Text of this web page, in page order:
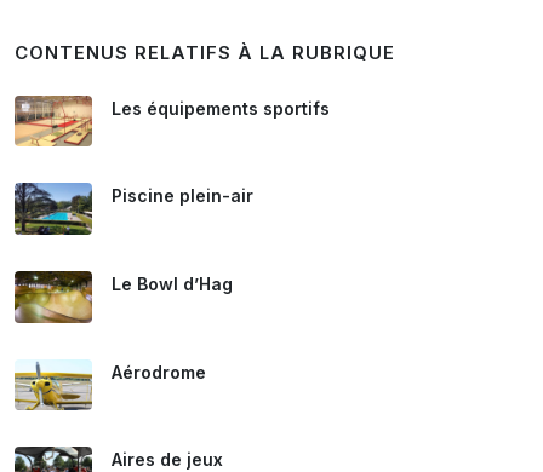
CONTENUS RELATIFS À LA RUBRIQUE
Les équipements sportifs
Piscine plein-air
Le Bowl d’Hag
Aérodrome
Aires de jeux